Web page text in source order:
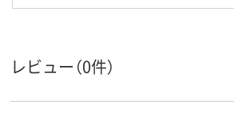
レビュー（0件）